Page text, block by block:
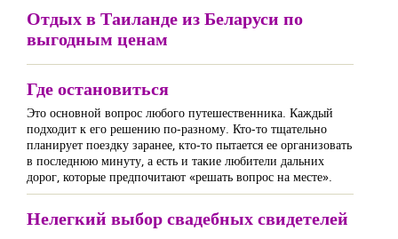
Отдых в Таиланде из Беларуси по
выгодным ценам
Где остановиться
Это основной вопрос любого путешественника. Каждый
подходит к его решению по-разному. Кто-то тщательно
планирует поездку заранее, кто-то пытается ее организовать
в последнюю минуту, а есть и такие любители дальних
дорог, которые предпочитают «решать вопрос на месте».
Нелегкий выбор свадебных свидетелей